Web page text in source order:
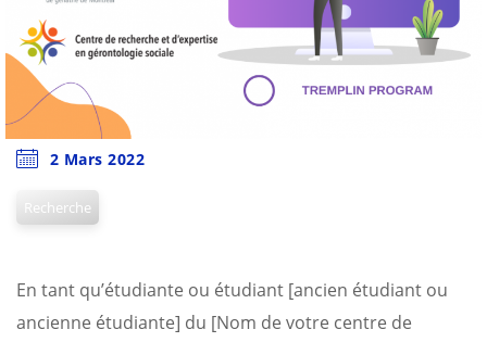
2 Mars 2022
Recherche
En tant qu’étudiante ou étudiant [ancien étudiant ou
ancienne étudiante] du [Nom de votre centre de